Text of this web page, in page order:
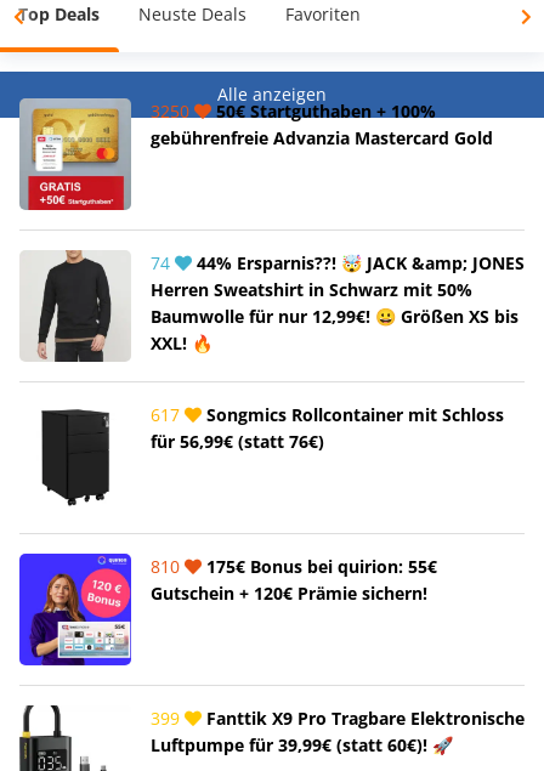
Top Deals Neuste Deals Favoriten
Alle anzeigen
3250
50€ Startguthaben + 100%
gebührenfreie Advanzia Mastercard Gold
74
44% Ersparnis??! 🤯 JACK &amp; JONES
Herren Sweatshirt in Schwarz mit 50%
Baumwolle für nur 12,99€! 😀 Größen XS bis
XXL! 🔥
617
Songmics Rollcontainer mit Schloss
für 56,99€ (statt 76€)
810
175€ Bonus bei quirion: 55€
Gutschein + 120€ Prämie sichern!
399
Fanttik X9 Pro Tragbare Elektronische
Luftpumpe für 39,99€ (statt 60€)! 🚀